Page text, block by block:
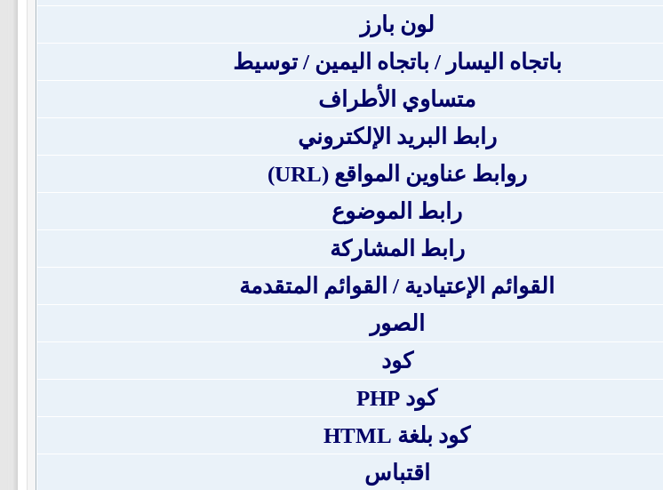
لون بارز
باتجاه اليسار / باتجاه اليمين / توسيط
متساوي الأطراف
رابط البريد الإلكتروني
روابط عناوين المواقع (URL)
رابط الموضوع
رابط المشاركة
القوائم الإعتيادية / القوائم المتقدمة
الصور
كود
كود PHP
كود بلغة HTML
اقتباس